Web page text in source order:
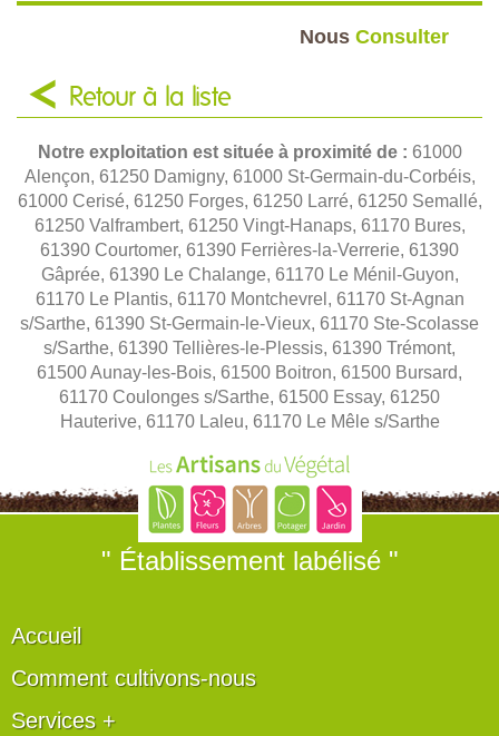
Nous Consulter
Retour à la liste
Notre exploitation est située à proximité de : 61000
Alençon, 61250 Damigny, 61000 St-Germain-du-Corbéis,
61000 Cerisé, 61250 Forges, 61250 Larré, 61250 Semallé,
61250 Valframbert, 61250 Vingt-Hanaps, 61170 Bures,
61390 Courtomer, 61390 Ferrières-la-Verrerie, 61390
Gâprée, 61390 Le Chalange, 61170 Le Ménil-Guyon,
61170 Le Plantis, 61170 Montchevrel, 61170 St-Agnan
s/Sarthe, 61390 St-Germain-le-Vieux, 61170 Ste-Scolasse
s/Sarthe, 61390 Tellières-le-Plessis, 61390 Trémont,
61500 Aunay-les-Bois, 61500 Boitron, 61500 Bursard,
61170 Coulonges s/Sarthe, 61500 Essay, 61250
Hauterive, 61170 Laleu, 61170 Le Mêle s/Sarthe
" Établissement labélisé "
Accueil
Comment cultivons-nous
Services +